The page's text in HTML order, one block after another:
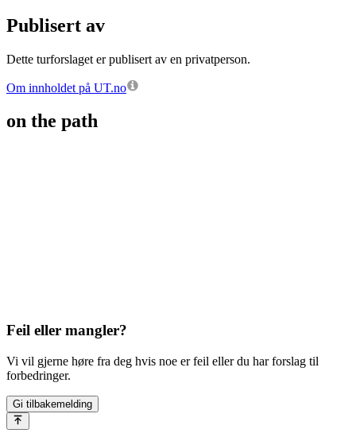
Publisert av
Dette turforslaget er publisert av en privatperson.
Om innholdet på UT.no
on the path
Feil eller mangler?
Vi vil gjerne høre fra deg hvis noe er feil eller du har forslag til
forbedringer.
Gi tilbakemelding